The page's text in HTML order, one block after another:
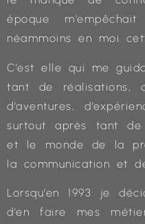
époque
néammoins en moi
C’est elle qui me
tant de réalisations,
d’aventures,
surtout après tant
et le monde de la
la communication et
Lorsqu’en 1993 je
d’en faire mes